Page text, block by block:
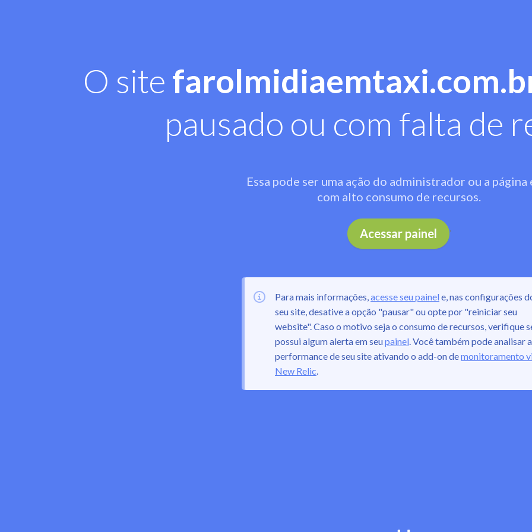
O site
pausado ou com falta de
Essa pode ser uma ação do administrador ou a página
com alto consumo de recursos.
Acessar painel .
Para mais informações,acesse seu painel e, nas configurações
seu site, desative a opção "pausar" ou opte por "reiniciar seu
website". Caso o motivo seja o consumo de recursos, verifique
possui algum alerta em seupainel. Você também pode analisar a
performance de seu site ativando o add-on demonitoramento
New Relic.